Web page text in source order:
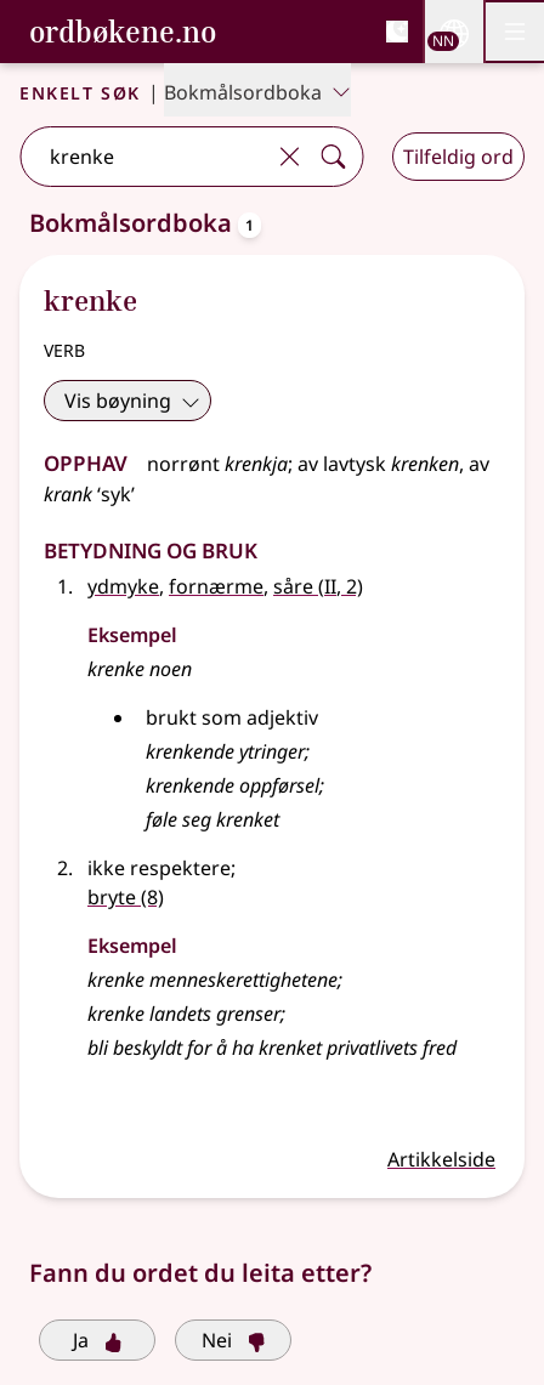
Gå til hovudinnhald
Tilgjenge
ordbøkene.no, Bokmålsordboka og
Bokmålsordboka og Nynorskordboka
NN
Enkelt søk | Bokmålsordboka
Tilfeldig ord
Eitt treff.Ytterlegare søkjeforslag tilgjengelege
Bokmålsordboka 1
krenke
verb
Vis bøyning
Opphav norrøntkrenkja; av lavtyskkrenken, av
krank‘syk’
Betydning og bruk
ydmyke, fornærme, såre(2
II, 2)
Eksempel
krenkenoen
brukt som adjektiv
krenkende ytringer;
krenkende oppførsel;
føle segkrenket
ikke respektere;
bryte(8)
Eksempel
krenkemenneskerettighetene;
krenkelandets grenser;
bli beskyldt for å ha krenket privatlivets fred
Artikkelside
Fann du ordet du leita etter?
Ja Nei